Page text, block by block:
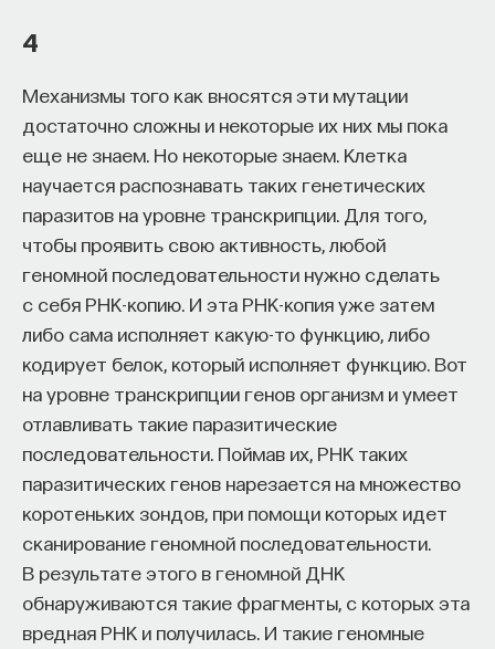
4
Механизмы того как вносятся эти мутации
достаточно сложны и некоторые их них мы пока
еще не знаем. Но некоторые знаем. Клетка
научается распознавать таких генетических
паразитов на уровне транскрипции. Для того,
чтобы проявить свою активность, любой
геномной последовательности нужно сделать
с себя РНК-копию. И эта РНК-копия уже затем
либо сама исполняет какую-то функцию, либо
кодирует белок, который исполняет функцию. Вот
на уровне транскрипции генов организм и умеет
отлавливать такие паразитические
последовательности. Поймав их, РНК таких
паразитических генов нарезается на множество
коротеньких зондов, при помощи которых идет
сканирование геномной последовательности.
В результате этого в геномной ДНК
обнаруживаются такие фрагменты, с которых эта
вредная РНК и получилась. И такие геномные
он хочет создавать, а затем разворачивать это
работает только под заказ, он занимает совсем
другую роль. У классического университета есть
редкая возможность — мыслить на длинной
дистанции и реально влиять на будущее: на то,
как будет мыслить элита, как будет устроена
экономика и как в целом будет разворачиваться
общество».
Знание нельзя просто передать
«Сама проблема гораздо старше, чем может
показаться. Если преподаватель выдает задание,
студент перепоручает его нейросети, а потом
просто приносит готовый текст, это лишь делает
старую проблему совсем уж неустранимой.
Но и привычная университетская схема, в которой
преподаватель что-то рассказал, студент что-то
записал, а затем попытался пересказать это
наизусть, тоже почти не оставляет места для